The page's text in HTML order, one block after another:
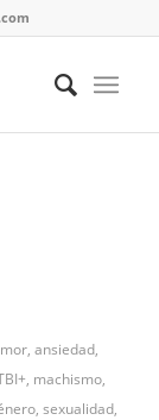
, ansiedad,
, machismo,
, sexualidad,